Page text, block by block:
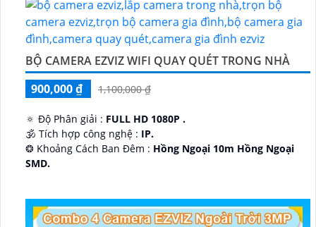
BỘ CAMERA EZVIZ WIFI QUAY QUÉT TRONG NHÀ
900,000 ₫
1,100,000 ₫
🔅 Độ Phân giải : FULL HD 1080P .
🕉️ Tích hợp công nghệ : IP.
❂ Khoảng Cách Ban Đêm : Hồng Ngoại 10m Hồng Ngoại
SMD.